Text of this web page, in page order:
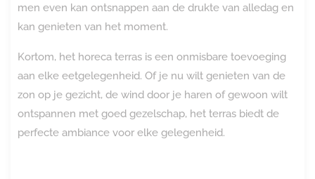
men even kan ontsnappen aan de drukte van alledag en
kan genieten van het moment.
Kortom, het horeca terras is een onmisbare toevoeging
aan elke eetgelegenheid. Of je nu wilt genieten van de
zon op je gezicht, de wind door je haren of gewoon wilt
ontspannen met goed gezelschap, het terras biedt de
perfecte ambiance voor elke gelegenheid.